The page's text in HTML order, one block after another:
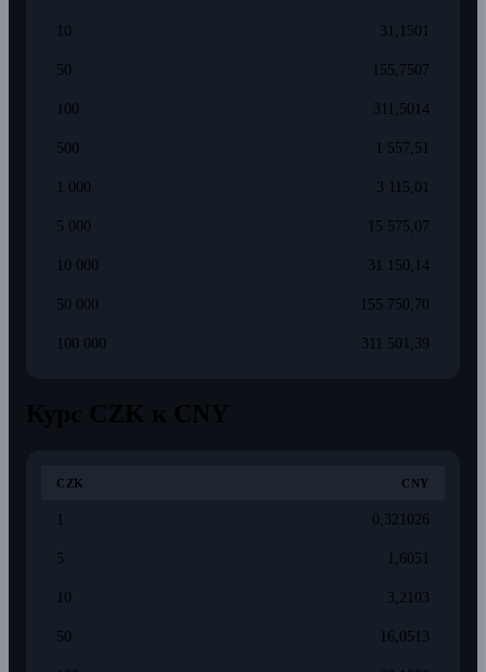
10 31,1501
50 155,7507
100 311,5014
500 1 557,51
1 000 3 115,01
5 000 15 575,07
10 000 31 150,14
50 000 155 750,70
100 000 311 501,39
CZK CNY
0,321026
5 1,6051
10 3,2103
50 16,0513